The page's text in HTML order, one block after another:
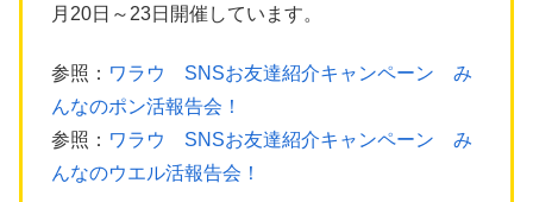
月20日～23日開催しています。
参照： ワラウ SNSお友達紹介キャンペーン み
んなのポン活報告会！
参照： ワラウ SNSお友達紹介キャンペーン み
んなのウエル活報告会！